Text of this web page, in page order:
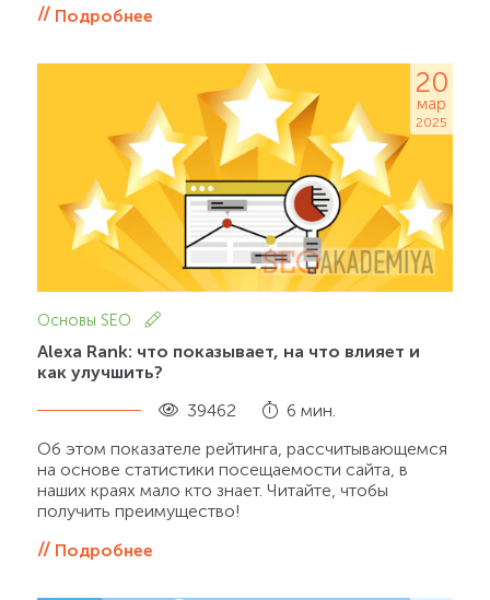
Подробнее
20
мар
2025
Основы SEO
Alexa Rank: что показывает, на что влияет и
как улучшить?
39462 6 мин.
Об этом показателе рейтинга, рассчитывающемся
на основе статистики посещаемости сайта, в
наших краях мало кто знает. Читайте, чтобы
получить преимущество!
Подробнее